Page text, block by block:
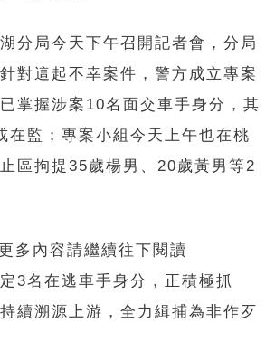
分局今天下午召開記者會，分局
對這起不幸案件，警方成立專案
掌握涉案10名面交車手身分，其
在監；專案小組今天上午也在桃
區拘提35歲楊男、20歲黃男等2
多內容請繼續往下閱讀
3名在逃車手身分，正積極抓
續溯源上游，全力緝捕為非作歹